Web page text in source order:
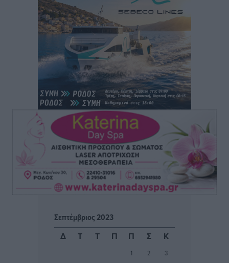
Πολιτιστικά• πριν 3 ώρες
Έκτακτη συνεδρίαση της Δημοτικής Επιτροπής Ρόδου
αύριο Παρασκευή 7 Αυγούστου
Τοπικές Ειδήσεις πριν 3 ώρες
ΑΕΡΑ: Δεν σταματάει να ενισχύεται, νέο απόκτημα ο
Μητρόπουλος
Αθλητικά• πριν 3 ώρες
Κλεάνθης: Δουλειές μετά ευχαριστιών στο γήπεδο,
ατομικό για δύο
Αθλητικά πριν 3 ώρες
Φοίβος: Εν αναμονή του Νίκου Λαζίδη
Σεπτέμβριος 2023
Δ
Τ Τ Π Π Σ Κ
1 2
3